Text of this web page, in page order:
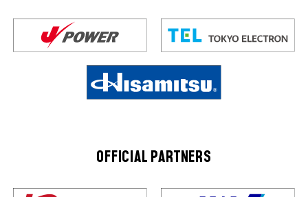
OFFICIAL PARTNERS